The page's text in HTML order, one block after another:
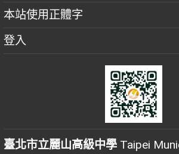
本站使用正體字
登入
臺北市立麗山高級中學 Taipei